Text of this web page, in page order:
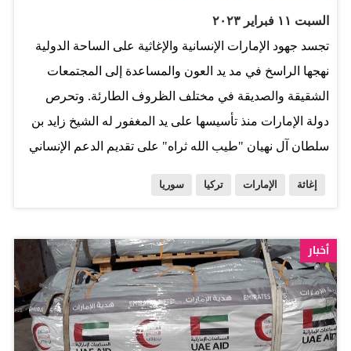
للإمارات من خلال المبدأ التاسع من مبادئ الخمسين التي
أكدت الثوابت الأخلاقية في العمل الإنساني للدولة. كما أكد
التزام دولة الإمارات بمسؤولياتها الإنسانية للحد من وطأة
المعاناة البشرية، وحرصها الدائم على الدعم والتأييد للمبادئ
الإنسانية العالمية ومساندتها المستمرة للمنكوبين والمتضررين
ضحايا النزاعات والكوارث في جميع دول العالم. وأوضح أن
المستشفى الميداني يعتبر من المشروعات الإنسانية التي
تشكل نموذجاً مميزاً للعمل المشترك بهدف الوصول…
السبت ١١ فبراير ٢٠٢٣
تجسد جهود الإمارات الإنسانية والإغاثية على الساحة الدولية
نهجها الراسخ في مد يد العون والمساعدة إلى المجتمعات
الشقيقة والصديقة في مختلف الظروف الطارئة. وتحرص
دولة الإمارات منذ تأسيسها على يد المغفور له الشيخ زايد بن
سلطان آل نهيان "طيب الله ثراه" على تقديم الدعم الإنساني
خلال مسيرة ممتدة لأكثر من 5 عقود على تقديم يد العون
للفئات الأقل حظا من الأفراد والأسر واللاجئين والنازحين
والمتضررين من الأزمات لتتصدر بأياديها البيضاء القوائم
العالمية لأكبر المانحين في مجال المساعدات التنموية قياسا
لدخلها القومي انطلاقا من ثوابتها الأخلاقية والنبيلة في العمل
إغاثة الإمارات تركيا سوريا
أخبار